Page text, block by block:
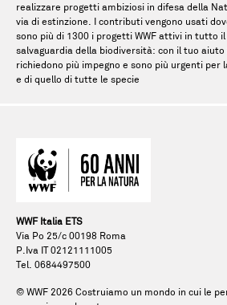
realizzare progetti ambiziosi in difesa della
via di estinzione. I contributi vengono usati
sono più di 1300 i progetti WWF attivi in tutto
salvaguardia della biodiversità: con il tuo
richiedono più impegno e sono più urgenti per
e di quello di tutte le specie
WWF Italia ETS
Via Po 25/c 00198 Roma
P.Iva IT 02121111005
Tel. 0684497500
© WWF 2026 Costruiamo un mondo in cui le